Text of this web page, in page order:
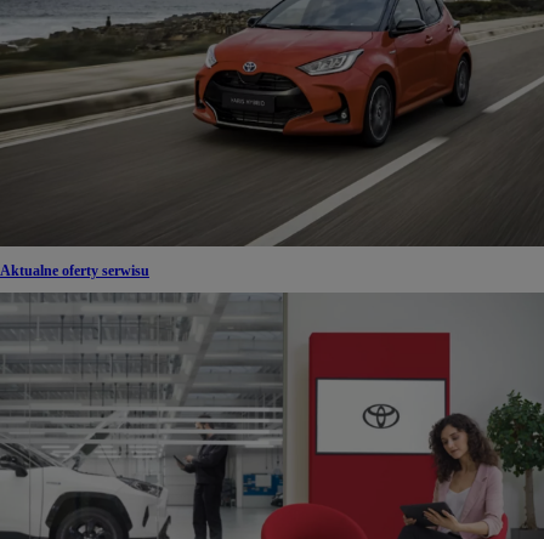
Aktualne oferty serwisu